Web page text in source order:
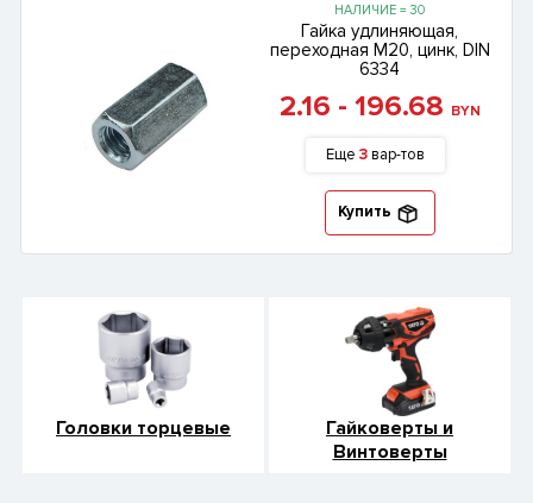
НАЛИЧИЕ = 30
Гайка удлиняющая,
переходная М20, цинк, DIN
6334
2.16 - 196.68 BYN
Еще 3вар-тов
Купить
Головки торцевые
Гайковерты и
Винтоверты